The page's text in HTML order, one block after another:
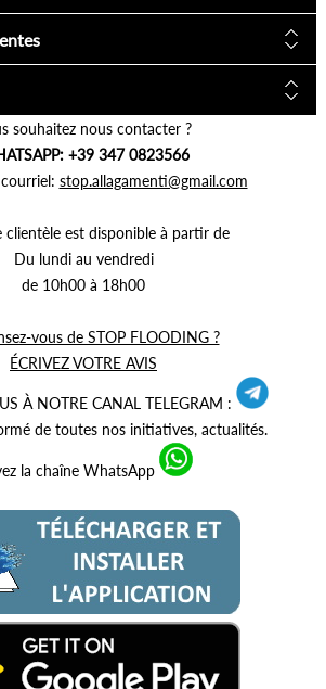
souhaitez nous contacter ?
+39 347 0823566
stop.allagamenti@gmail.com
clientèle est disponible à partir de
Du lundi au vendredi
de 10h00 à 18h00
vous de STOP FLOODING ?
ÉCRIVEZ VOTRE AVIS
À NOTRE CANAL TELEGRAM :
de toutes nos initiatives, actualités.
la chaîne WhatsApp